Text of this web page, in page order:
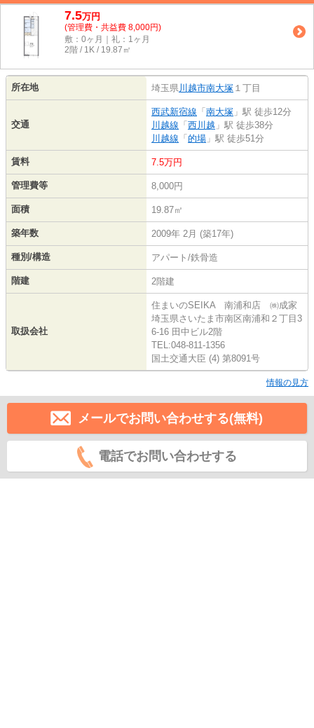
7.5万円
(管理費・共益費 8,000円)
敷：0ヶ月｜礼：1ヶ月
2階 / 1K / 19.87㎡
所在地 埼玉県川越市南大塚 １丁目
交通
西武新宿線 「 南大塚 」駅 徒歩12分
川越線 「 西川越 」駅 徒歩38分
川越線 「 的場 」駅 徒歩51分
賃料 7.5万円
管理費等 8,000円
面積 19.87㎡
築年数 2009年 2月 (築17年)
種別/構造 アパート/鉄骨造
階建 2階建
取扱会社
住まいのSEIKA 南浦和店 ㈱成家
埼玉県さいたま市南区南浦和２丁目3
6-16 田中ビル2階
TEL:048-811-1356
国土交通大臣 (4) 第8091号
情報の見方
メールでお問い合わせする(無料)
電話でお問い合わせする